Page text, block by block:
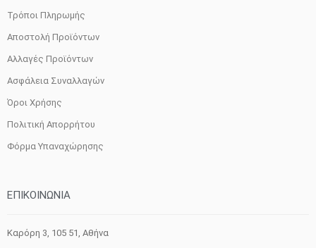
Τρόποι Πληρωμής
Αποστολή Προϊόντων
Αλλαγές Προϊόντων
Ασφάλεια Συναλλαγών
Όροι Χρήσης
Πολιτική Απορρήτου
Φόρμα Υπαναχώρησης
ΕΠΙΚΟΙΝΩΝΙΑ
Καρόρη 3, 105 51, Aθήνα